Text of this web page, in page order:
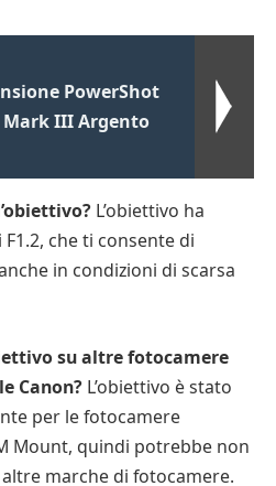
PowerShot
Mark III Argento
L’obiettivo ha
che ti consente di
in condizioni di scarsa
su altre fotocamere
Canon? L’obiettivo è stato
per le fotocamere
Mount, quindi potrebbe non
marche di fotocamere.